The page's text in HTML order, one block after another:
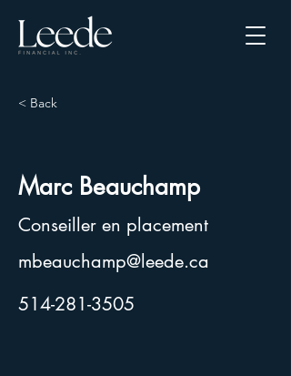
< Back
Marc Beauchamp
Conseiller en placement
mbeauchamp@leede.ca
514-281-3505